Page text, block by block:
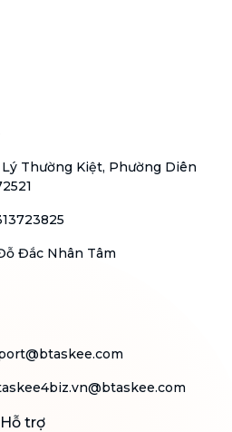
Thường Kiệt, Phường Diên
Đắc Nhân Tâm
Hỗ trợ